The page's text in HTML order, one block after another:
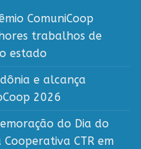
ComuniCoop
trabalhos de
estado
e alcança
2026
do Dia do
CTR em